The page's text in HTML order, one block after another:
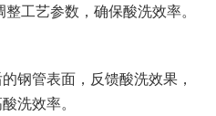
工艺参数，确保酸洗效率。
钢管表面，反馈酸洗效果，
洗效率。